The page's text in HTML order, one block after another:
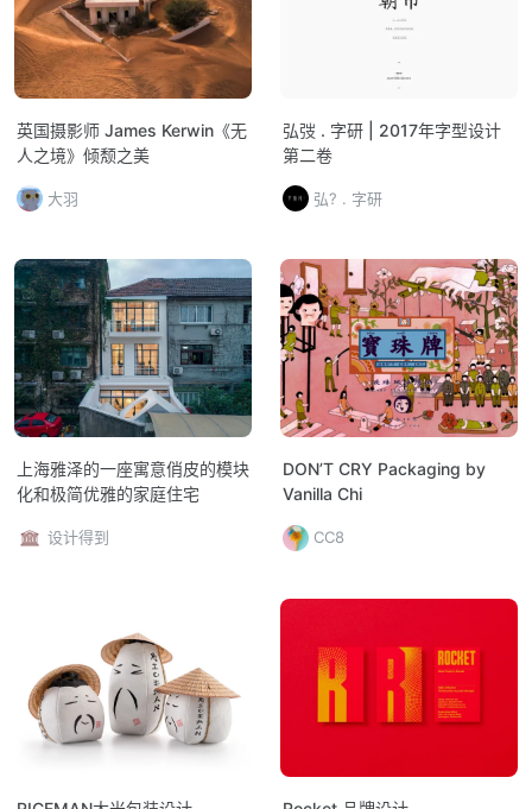
英国摄影师 James Kerwin《无
人之境》倾颓之美
大羽
弘弢 . 字研 | 2017年字型设计
第二卷
弘? . 字研
上海雅泽的一座寓意俏皮的模块
化和极简优雅的家庭住宅
设计得到
DON’T CRY Packaging by
Vanilla Chi
CC8